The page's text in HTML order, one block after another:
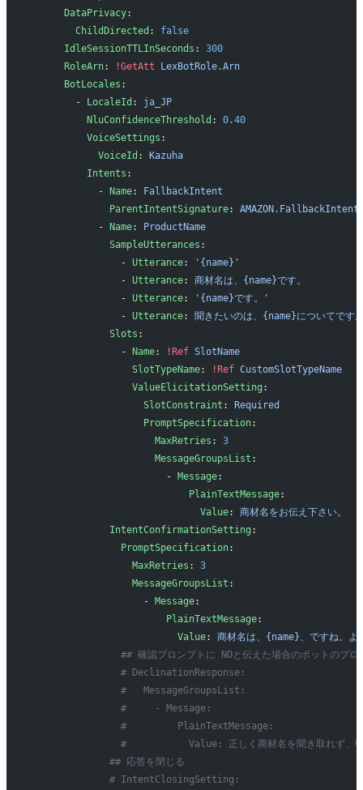
      DataPrivacy
:
        ChildDirected
: false
      IdleSessionTTLInSeconds
: 300
      RoleArn
: !GetAtt LexBotRole.Arn
      BotLocales
:
        -
LocaleId : ja_JP
          NluConfidenceThreshold
: 0.40
          VoiceSettings
:
            VoiceId
:
Kazuha
          Intents
:
            -
Name:
FallbackIntent
              ParentIntentSignature
: AMAZON.FallbackIntent
            -
Name:
ProductName
              SampleUtterances
:
                -
Utterance:
'{name}'
                -
Utterance: 商材名は、{name}です。
                -
Utterance:
'{name}です。'
                -
Utterance: 聞きたいのは、{name}についてです
              Slots
:
                -
Name: !Ref SlotName
                  SlotTypeName
: !Ref CustomSlotTypeName
                  ValueElicitationSetting
:
                    SlotConstraint
:
Required
                    PromptSpecification
:
                      MaxRetries
: 3
                      MessageGroupsList
:
                        -
Message:
                            PlainTextMessage
:
                              Value
: 商材名をお伝え下さい。
              IntentConfirmationSetting
:
                PromptSpecification
:
                  MaxRetries
: 3
                  MessageGroupsList
:
                    -
Message:
                        PlainTextMessage
:
                          Value
: 商材名は、{name}、ですね。よ
## 確認プロンプトに NOと伝えた場合のボットのプロ
                # DeclinationResponse:
                #   MessageGroupsList:
                #     - Message:
                #         PlainTextMessage:
#           Value: 正しく商材名を聞き取れず、申
              ## 応答を閉じる
              # IntentClosingSetting: